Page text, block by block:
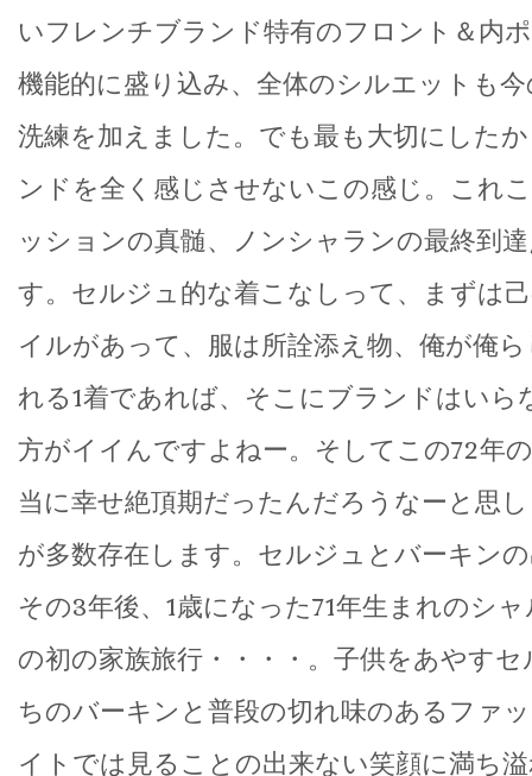
いフレンチブランド特有のフロント＆内
機能的に盛り込み、全体のシルエットも
洗練を加えました。でも最も大切にした
ンドを全く感じさせないこの感じ。これ
ッションの真髄、ノンシャランの最終到
す。セルジュ的な着こなしって、まずは
イルがあって、服は所詮添え物、俺が俺
れる1着であれば、そこにブランドはいら
方がイイんですよねー。そしてこの72年
当に幸せ絶頂期だったんだろうなーと思
が多数存在します。セルジュとバーキン
その3年後、1歳になった71年生まれのシ
の初の家族旅行・・・・。子供をあやす
ちのバーキンと普段の切れ味のあるファ
イトでは見ることの出来ない笑顔に満ち